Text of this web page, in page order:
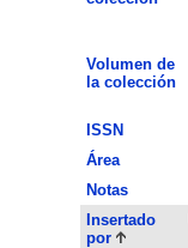
Volumen de
la colección
ISSN
Área
Notas
Insertado
por